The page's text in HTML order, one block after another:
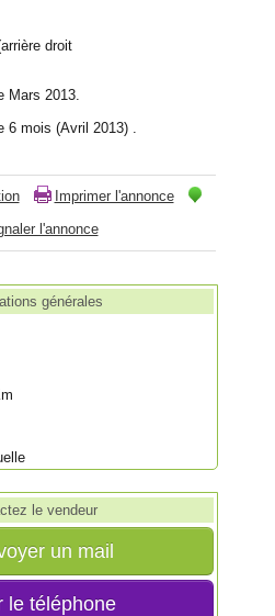
droit
Mars 2013.
mois (Avril 2013) .
Imprimer l'annonce
l'annonce
générales
le vendeur
un mail
le téléphone